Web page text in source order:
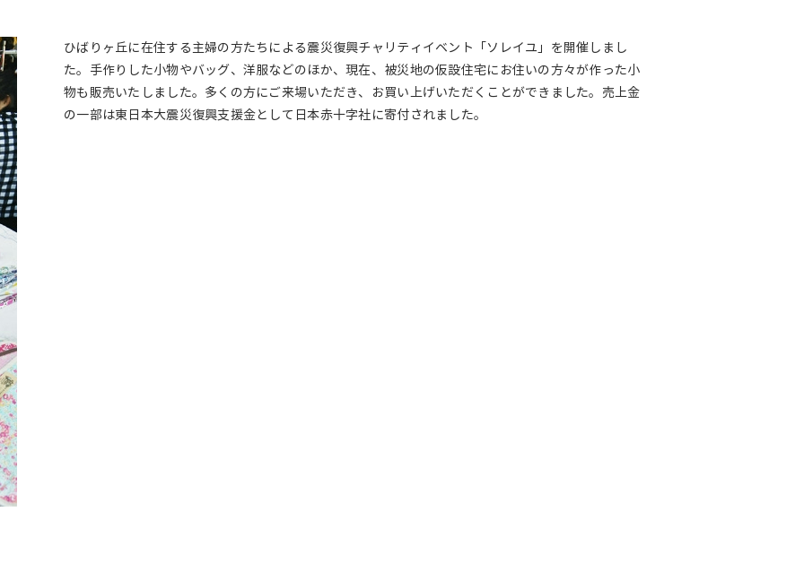
ひばりヶ丘に在住する主婦の方たちによる震災復興チャリティイベント「ソレイユ」を開催しまし
た。手作りした小物やバッグ、洋服などのほか、現在、被災地の仮設住宅にお住いの方々が作った小
物も販売いたしました。多くの方にご来場いただき、お買い上げいただくことができました。売上金
の一部は東日本大震災復興支援金として日本赤十字社に寄付されました。